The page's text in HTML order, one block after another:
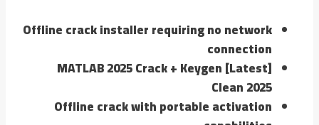
Offline crack installer requiring no network
connection
MATLAB 2025 Crack + Keygen [Latest]
Clean 2025
Offline crack with portable activation